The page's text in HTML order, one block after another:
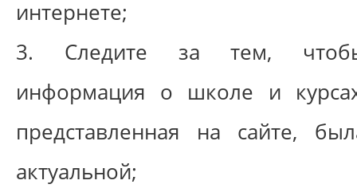
интернете;
3. Следите за тем,
информация о школе и
представленная на сайте,
актуальной;